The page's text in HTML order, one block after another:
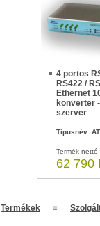
4 portos
RS422 /
Ethernet
konverter
szerver
Típusnév:
Termék nettó
62 790
Termékek